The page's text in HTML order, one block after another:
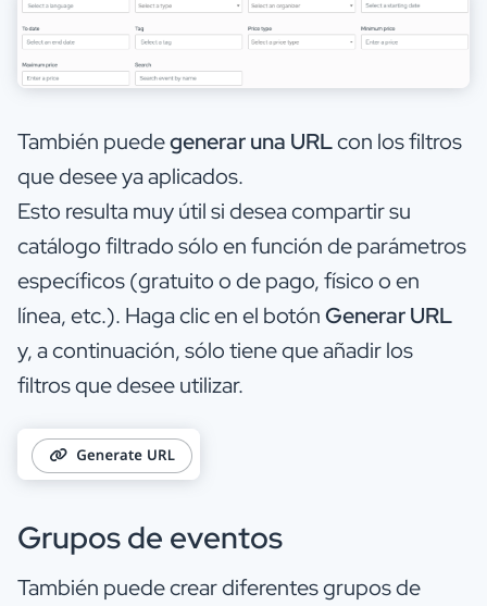
También puedegenerar una URLcon los filtros
que desee ya aplicados.
Esto resulta muy útil si desea compartir su
catálogo filtrado sólo en función de parámetros
específicos (gratuito o de pago, físico o en
línea, etc.). Haga clic en el botónGenerar URL
y, a continuación, sólo tiene que añadir los
filtros que desee utilizar.
Grupos de eventos
También puede crear diferentes grupos de